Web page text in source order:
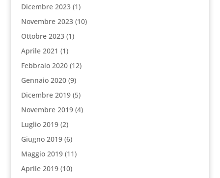
Dicembre 2023(1)
Novembre 2023(10)
Ottobre 2023(1)
Aprile 2021 (1)
Febbraio 2020(12)
Gennaio 2020(9)
Dicembre 2019(5)
Novembre 2019(4)
Luglio 2019(2)
Giugno 2019(6)
Maggio 2019(11)
Aprile 2019(10)